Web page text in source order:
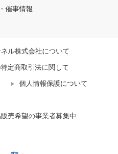
催事情報
ル株式会社について
特定商取引法に関して
個人情報保護について
売希望の事業者募集中